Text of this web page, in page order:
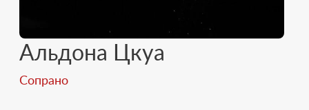
Альдона Цкуа
Сопрано